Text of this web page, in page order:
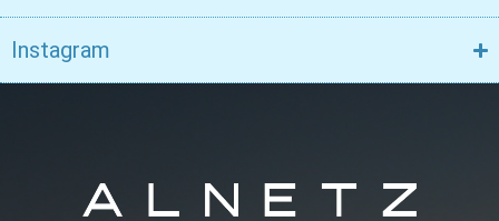
Instagram